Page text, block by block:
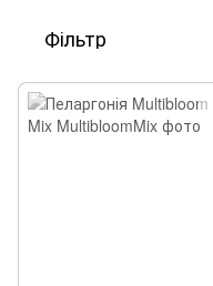
Фільтр